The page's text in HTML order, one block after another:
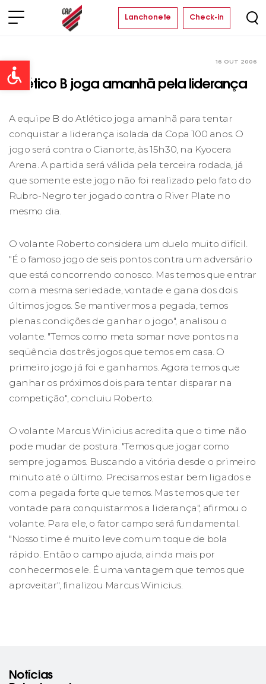
Open toolbar
Lanchonete Check-in
16 OUT 2006
Atlético B joga amanhã pela liderança
A equipe B do Atlético joga amanhã para tentar
conquistar a liderança isolada da Copa 100 anos. O
jogo será contra o Cianorte, às 15h30, na Kyocera
Arena. A partida será válida pela terceira rodada, já
que somente este jogo não foi realizado pelo fato do
Rubro-Negro ter jogado contra o River Plate no
mesmo dia.
O volante Roberto considera um duelo muito difícil.
"É o famoso jogo de seis pontos contra um adversário
que está concorrendo conosco. Mas temos que entrar
com a mesma seriedade, vontade e gana dos dois
últimos jogos. Se mantivermos a pegada, temos
plenas condições de ganhar o jogo", analisou o
volante. "Temos como meta somar nove pontos na
seqüência dos três jogos que temos em casa. O
primeiro jogo já foi e ganhamos. Agora temos que
ganhar os próximos dois para tentar disparar na
competição", concluiu Roberto.
O volante Marcus Winicius acredita que o time não
pode mudar de postura. "Temos que jogar como
sempre jogamos. Buscando a vitória desde o primeiro
minuto até o último. Precisamos estar bem ligados e
com a pegada forte que temos. Mas temos que ter
vontade para conquistarmos a liderança", afirmou o
volante. Para ele, o fator campo será fundamental.
"Nosso time é muito leve com um toque de bola
rápido. Então o campo ajuda, ainda mais por
conhecermos ele. É uma vantagem que temos que
aproveitar", finalizou Marcus Winicius.
Notícias